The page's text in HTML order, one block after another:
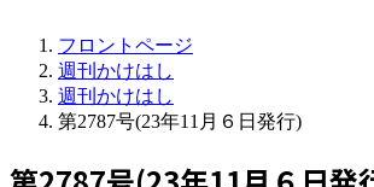
フロントページ
週刊かけはし
週刊かけはし
第2787号(23年11月６日発行)